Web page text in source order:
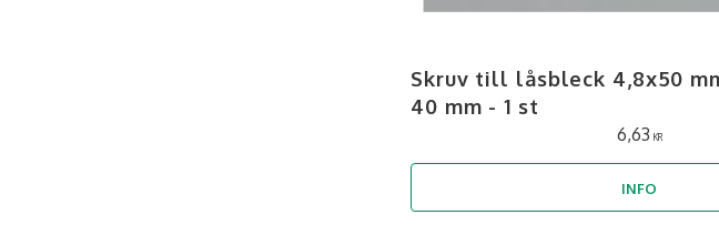
Skruv till låsbleck 4,8x50
40 mm - 1 st
6,63 KR
INFO